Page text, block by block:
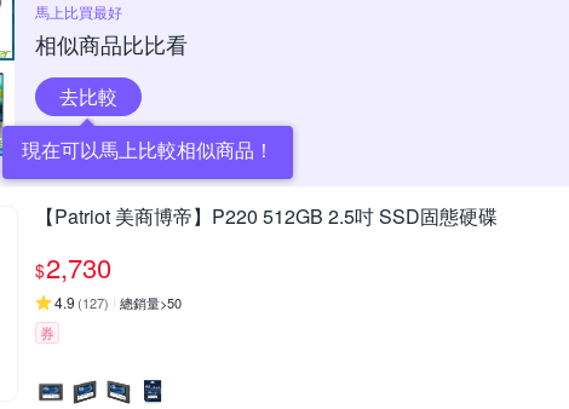
馬上比買最好
相似商品比比看
去比較
現在可以馬上比較相似商品！
【Patriot 美商博帝】P220 512GB 2.5吋 SSD固態硬碟
$2,730
4.9 (127) 總銷量>50
券